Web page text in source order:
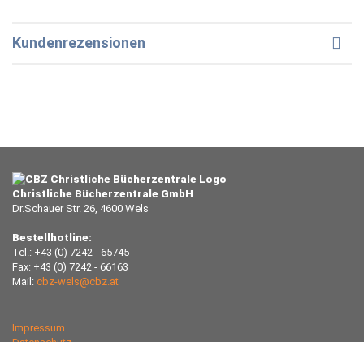
Kundenrezensionen
Christliche Bücherzentrale GmbH
Dr.Schauer Str. 26, 4600 Wels
Bestellhotline:
Tel.: +43 (0) 7242 - 65745
Fax: +43 (0) 7242 - 66163
Mail: cbz-wels@cbz.at
Impressum